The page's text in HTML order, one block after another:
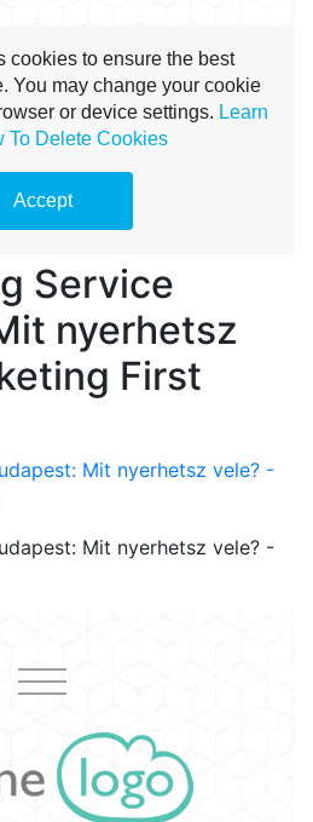
Service
nyerhetsz
First
Mit nyerhetsz vele? -
Mit nyerhetsz vele? -